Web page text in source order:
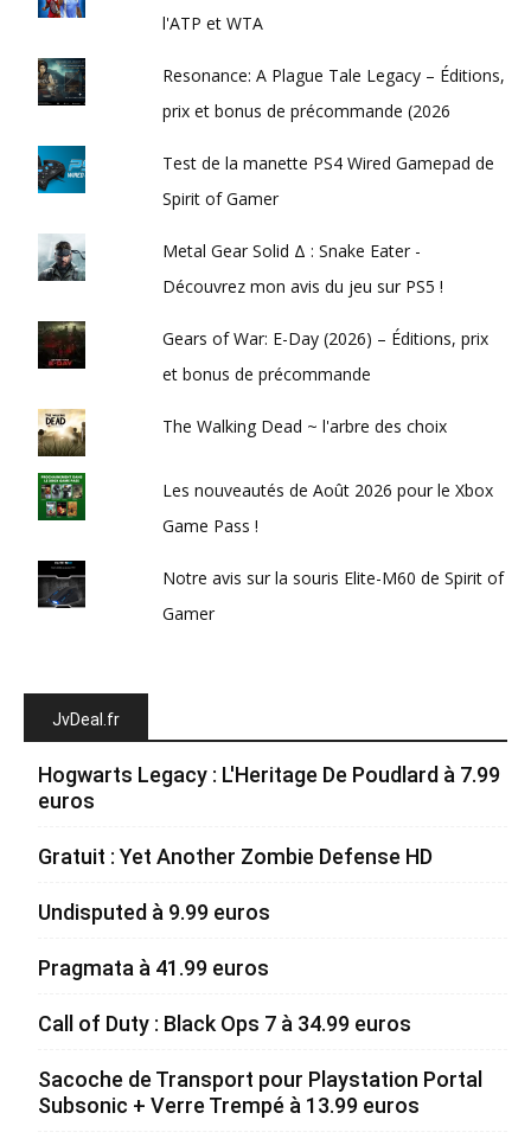
l'ATP et WTA
Resonance: A Plague Tale Legacy – Éditions,
prix et bonus de précommande (2026
Test de la manette PS4 Wired Gamepad de
Spirit of Gamer
Metal Gear Solid Δ : Snake Eater -
Découvrez mon avis du jeu sur PS5 !
Gears of War: E-Day (2026) – Éditions, prix
et bonus de précommande
The Walking Dead ~ l'arbre des choix
Les nouveautés de Août 2026 pour le Xbox
Game Pass !
Notre avis sur la souris Elite-M60 de Spirit of
Gamer
JvDeal.fr
Hogwarts Legacy : L'Heritage De Poudlard à 7.99
euros
Gratuit : Yet Another Zombie Defense HD
Undisputed à 9.99 euros
Pragmata à 41.99 euros
Call of Duty : Black Ops 7 à 34.99 euros
Sacoche de Transport pour Playstation Portal
Subsonic + Verre Trempé à 13.99 euros